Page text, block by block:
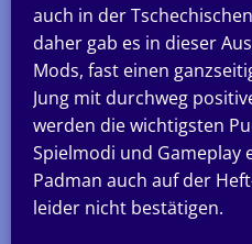
auch in der
daher gab es in dieser
Mods, fast einen
Jung mit durchweg
werden die wichtigsten
Spielmodi und Gameplay
Padman auch auf der
leider nicht bestätigen.